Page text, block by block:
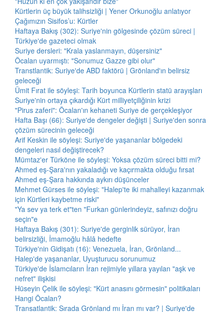
Kürtlerin üç büyük talihsizliği | Yener Orkunoğlu anlatıyor
Çağımızın Sisifos’u: Kürtler
Haftaya Bakış (302): Suriye'nin gölgesinde çözüm süreci |
Türkiye'de gazeteci olmak
Suriye dersleri: "Krala yaslanmayın, düşersiniz"
Öcalan uyarmıştı: "Sonumuz Gazze gibi olur"
Transtlantik: Suriye'de ABD faktörü | Grönland'ın belirsiz
geleceği
Ümit Fırat ile söyleşi: Tarih boyunca Kürtlerin statü arayışları
Suriye'nin ortaya çıkardığı Kürt milliyetçiliğinin krizi
"Pirus zaferi": Öcalan'ın kehaneti Suriye de gerçekleşiyor
Hafta Başı (66): Suriye'de dengeler değişti | Suriye'den sonra
çözüm sürecinin geleceği
Arif Keskin ile söyleşi: Suriye'de yaşananlar bölgedeki
dengeleri nasıl değiştirecek?
Mümtaz'er Türköne ile söyleşi: Yoksa çözüm süreci bitti mi?
Ahmed eş-Şara'nın yakaladığı ve kaçırmakta olduğu fırsat
Ahmed eş-Şara hakkında aykırı düşünceler
Mehmet Gürses ile söyleşi: "Halep'te iki mahalleyi kazanmak
için Kürtleri kaybetme riski"
"Ya sev ya terk et"ten "Furkan günlerindeyiz, safınızı doğru
seçin"e
Haftaya Bakış (301): Suriye'de gerginlik sürüyor, İran
belirsizliği, İmamoğlu hâlâ hedefte
Türkiye'nin Gidişatı (16): Venezuela, İran, Grönland...
Halep'de yaşananlar, Uyuşturucu sorunumuz
Türkiye'de İslamcıların İran rejimiyle yıllara yayılan "aşk ve
nefret" ilişkisi
Hüseyin Çelik ile söyleşi: "Kürt anasını görmesin" politikaları
Hangi Öcalan?
Transatlantik: Sırada Grönland mı İran mı var? | Suriye'de